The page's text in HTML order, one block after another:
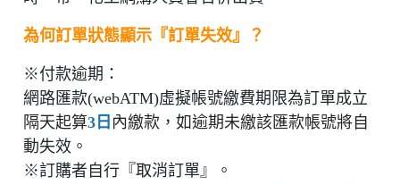
為何訂單狀態顯示『訂單失效』？
※付款逾期：
網路匯款(webATM)虛擬帳號繳費期限為訂單成立
隔天起算3日 內繳款，如逾期未繳該匯款帳號將自
動失效。
※訂購者自行『取消訂單』。